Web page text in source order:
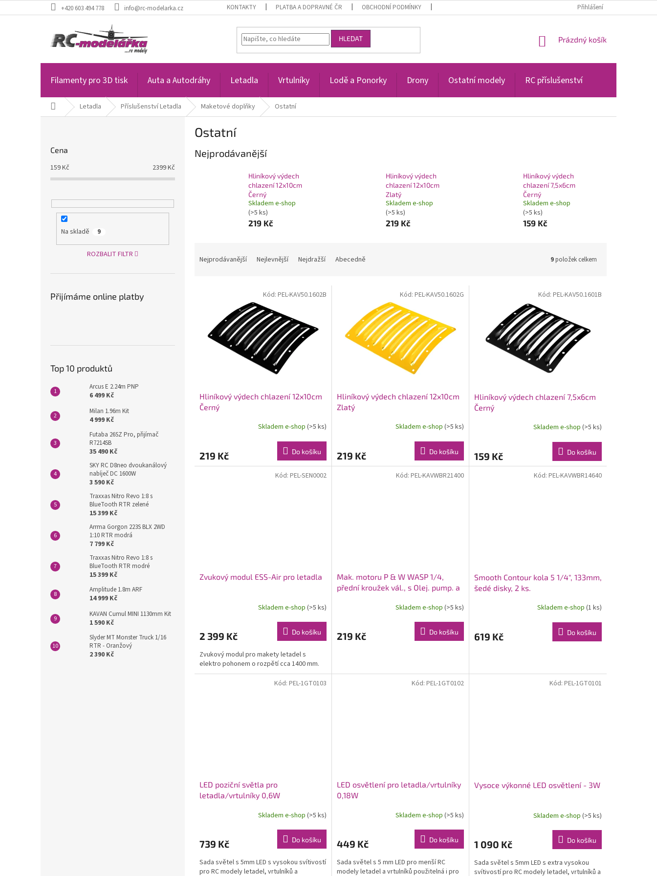
na
+420 603 494 778 info@rc-modelarka.cz KONTAKTY PLATBA A DOPRAVNÉ ČR OBCHODNÍ PODMÍNKY Přihlášení
HLEDAT
NÁKUPNÍ
Prázdný košík
Filamenty pro 3D tisk Auta a Autodráhy Letadla Vrtulníky Lodě a Ponorky Drony Ostatní modely RC příslušenství
Domů Letadla Příslušenství Letadla Maketové doplňky Ostatní
Cena
159Kč 2399Kč
Na skladě 9
ROZBALIT FILTR
Přijímáme online platby
Top 10 produktů
Arcus E 2.24m PNP
6 499 Kč
Milan 1.96m Kit
4 999 Kč
Futaba 26SZ Pro, přijímač
R7214SB
35 490 Kč
SKY RC D8neo dvoukanálový
nabíječ DC 1600W
3 590 Kč
Traxxas Nitro Revo 1:8 s
BlueTooth RTR zelené
15 399 Kč
Arrma Gorgon 223S BLX 2WD
1:10 RTR modrá
7 799 Kč
Traxxas Nitro Revo 1:8 s
BlueTooth RTR modré
15 399 Kč
Amplitude 1.8m ARF
14 999 Kč
KAVAN Cumul MINI 1130mm Kit
1 590 Kč
Slyder MT Monster Truck 1/16
RTR - Oranžový
2 390 Kč
Ostatní
Nejprodávanější
Hliníkový výdech
chlazení 12x10cm
Černý
Skladem e-shop
(>5 ks)
219 Kč
Hliníkový výdech
chlazení 12x10cm
Zlatý
Skladem e-shop
(>5 ks)
219 Kč
Hliníkový výdech
chlazení 7,5x6cm
Černý
Skladem e-shop
(>5 ks)
159 Kč
Nejprodávanější Nejlevnější Nejdražší Abecedně 9položek celkem
Hliníkový výdech chlazení 12x10cm
Černý
Skladem e-shop (>5 ks)
219 Kč Do košíku
Kód: PEL-KAV50.1602B
Hliníkový výdech chlazení 12x10cm
Zlatý
Skladem e-shop (>5 ks)
219 Kč Do košíku
Kód: PEL-KAV50.1602G
Hliníkový výdech chlazení 7,5x6cm
Černý
Skladem e-shop (>5 ks)
159 Kč Do košíku
Kód: PEL-KAV50.1601B
Zvukový modul ESS-Air pro letadla
Skladem e-shop (>5 ks)
2 399 Kč Do košíku
Zvukový modul pro makety letadel s
elektro pohonem o rozpětí cca 1400 mm.
Kód: PEL-SEN0002
Mak. motoru P & W WASP 1/4,
přední kroužek vál., s Olej. pump. a
Skladem e-shop (>5 ks)
219 Kč Do košíku
Kód: PEL-KAVWBR21400
Smooth Contour kola 5 1/4", 133mm,
šedé disky, 2 ks.
Skladem e-shop (1 ks)
619 Kč Do košíku
Kód: PEL-KAVWBR14640
LED poziční světla pro
letadla/vrtulníky 0,6W
Skladem e-shop (>5 ks)
739 Kč Do košíku
Sada světel s 5mm LED s vysokou svítivostí
pro RC modely letadel, vrtulníků a
Kód: PEL-1GT0103
LED osvětlení pro letadla/vrtulníky
0,18W
Skladem e-shop (>5 ks)
449 Kč Do košíku
Sada světel s 5 mm LED pro menší RC
modely letadel a vrtulníků použitelná i pro
Kód: PEL-1GT0102
Vysoce výkonné LED osvětlení - 3W
Skladem e-shop (>5 ks)
1 090 Kč Do košíku
Sada světel s 5mm LED s extra vysokou
svítivostí pro RC modely letadel, vrtulníků a
Kód: PEL-1GT0101